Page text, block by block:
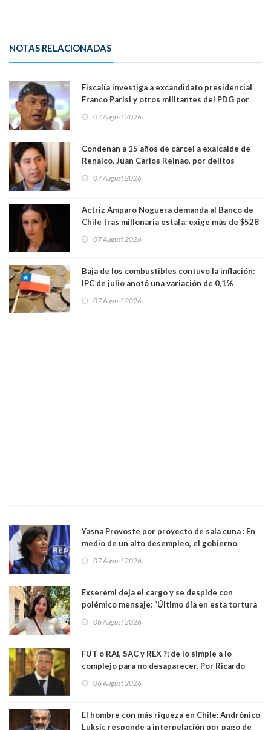
NOTAS RELACIONADAS
Fiscalía investiga a excandidato presidencial
Franco Parisi y otros militantes del PDG por
07 August 2026
Condenan a 15 años de cárcel a exalcalde de
Renaico, Juan Carlos Reinao, por delitos
07 August 2026
Actriz Amparo Noguera demanda al Banco de
Chile tras millonaria estafa: exige más de $528
07 August 2026
Baja de los combustibles contuvo la inflación:
IPC de julio anotó una variación de 0,1%
07 August 2026
Yasna Provoste por proyecto de sala cuna : En
medio de un alto desempleo, el gobierno
07 August 2026
Exseremi deja el cargo y se despide con
polémico mensaje: “Último día en esta tortura
06 August 2026
FUT o RAI, SAC y REX ?; de lo simple a lo
complejo para no desaparecer. Por Ricardo
06 August 2026
El hombre con más riqueza en Chile: Andrónico
Luksic responde a interpelación por pago de